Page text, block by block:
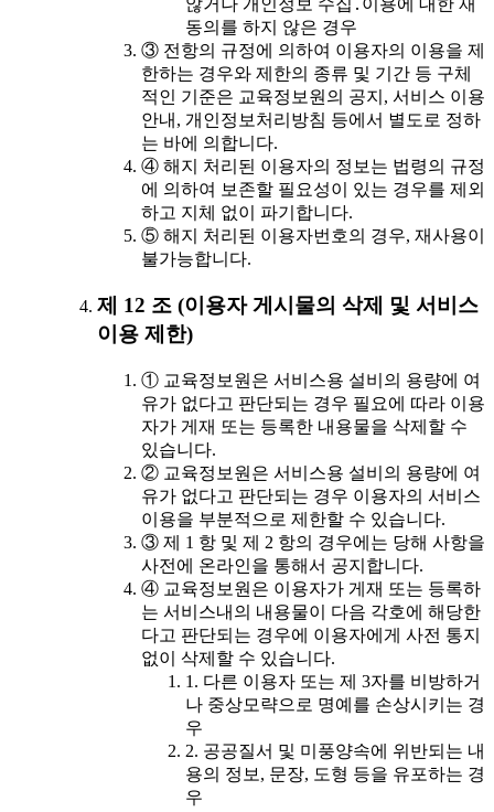
동의를 하지 않은 경우
③ 전항의 규정에 의하여 이용자의 이용을 제
한하는 경우와 제한의 종류 및 기간 등 구체
적인 기준은 교육정보원의 공지, 서비스 이용
안내, 개인정보처리방침 등에서 별도로 정하
는 바에 의합니다.
④ 해지 처리된 이용자의 정보는 법령의 규정
에 의하여 보존할 필요성이 있는 경우를 제외
하고 지체 없이 파기합니다.
⑤ 해지 처리된 이용자번호의 경우, 재사용이
불가능합니다.
제 12 조 (이용자 게시물의 삭제 및 서비스
이용 제한)
① 교육정보원은 서비스용 설비의 용량에 여
유가 없다고 판단되는 경우 필요에 따라 이용
자가 게재 또는 등록한 내용물을 삭제할 수
있습니다.
② 교육정보원은 서비스용 설비의 용량에 여
유가 없다고 판단되는 경우 이용자의 서비스
이용을 부분적으로 제한할 수 있습니다.
③ 제 1 항 및 제 2 항의 경우에는 당해 사항을
사전에 온라인을 통해서 공지합니다.
④ 교육정보원은 이용자가 게재 또는 등록하
는 서비스내의 내용물이 다음 각호에 해당한
다고 판단되는 경우에 이용자에게 사전 통지
없이 삭제할 수 있습니다.
1. 다른 이용자 또는 제 3자를 비방하거
나 중상모략으로 명예를 손상시키는 경
우
2. 공공질서 및 미풍양속에 위반되는 내
용의 정보, 문장, 도형 등을 유포하는 경
우